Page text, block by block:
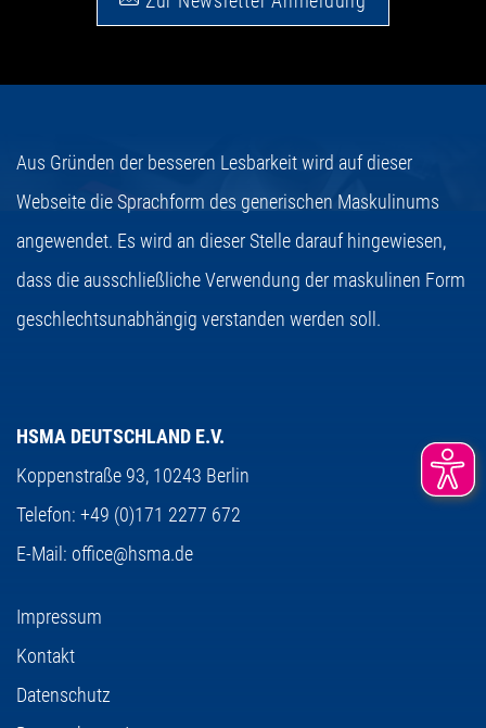
Aus Gründen der besseren Lesbarkeit wird auf dieser
Webseite die Sprachform des generischen Maskulinums
angewendet. Es wird an dieser Stelle darauf hingewiesen,
dass die ausschließliche Verwendung der maskulinen Form
geschlechtsunabhängig verstanden werden soll.
HSMA DEUTSCHLAND E.V.
Koppenstraße 93, 10243 Berlin
Telefon: +49 (0)171 2277 672
E-Mail: office@hsma.de
Impressum
Kontakt
Datenschutz